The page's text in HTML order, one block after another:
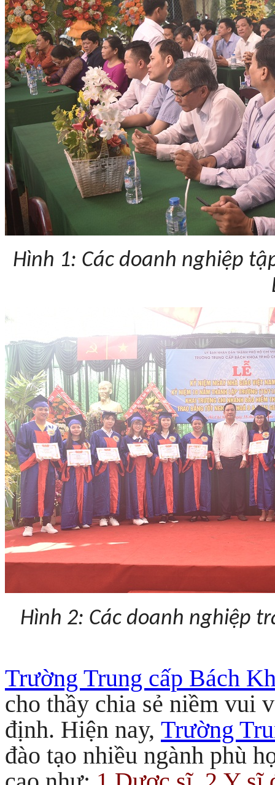
Hình 1: Các doanh nghiệp
Hình 2: Các doanh nghiệp
Trường Trung cấp Bách
cho thầy chia sẻ niềm vui
định. Hiện nay, Trường
đào tạo nhiều ngành phù